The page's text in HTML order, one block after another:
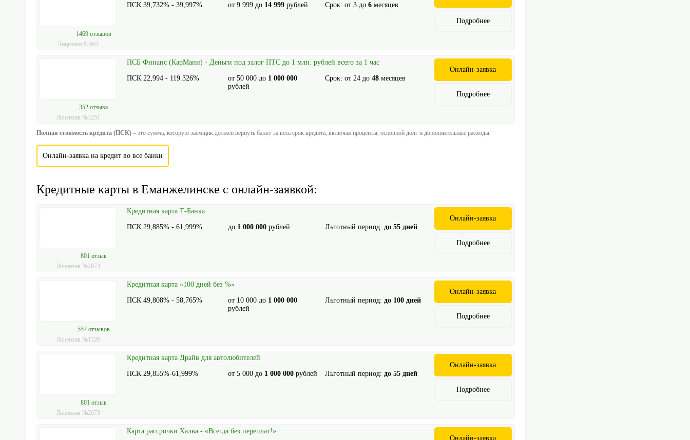
1469 отзывов
Лицензия №963
ПСК 39,732% - 39,997%. от 9 999до 14 999рублей Срок: от 3до 6месяцев
Подробнее
352 отзыва
Лицензия №3251
ПСБ Финанс (КарМани) - Деньги под залог ПТС до 1 млн. рублей всего за 1 час
ПСК 22,994 - 119.326% от 50 000до 1 000 000
рублей
Срок: от 24до 48месяцев
Онлайн-заявка
Подробнее
Полная стоимость кредита (ПСК) – это сумма, которую заемщик должен вернуть банку за весь срок кредита, включая проценты, основной долг и дополнительные расходы.
Онлайн-заявка на кредит во все банки
Кредитные карты в Еманжелинске с онлайн-заявкой:
801 отзыв
Лицензия №2673
Кредитная карта Т-Банка
ПСК 29,885% - 61,999% до 1 000 000рублей Льготный период: до 55 дней
Онлайн-заявка
Подробнее
557 отзывов
Лицензия №1326
Кредитная карта «100 дней без %»
ПСК 49,808% - 58,765% от 10 000до 1 000 000
рублей
Льготный период: до 100 дней
Онлайн-заявка
Подробнее
801 отзыв
Лицензия №2673
Кредитная карта Драйв для автолюбителей
ПСК 29,855%-61,999% от 5 000до 1 000 000рублей Льготный период: до 55 дней
Онлайн-заявка
Подробнее
Карта рассрочки Халва - «Всегда без переплат!»
Онлайн-заявка